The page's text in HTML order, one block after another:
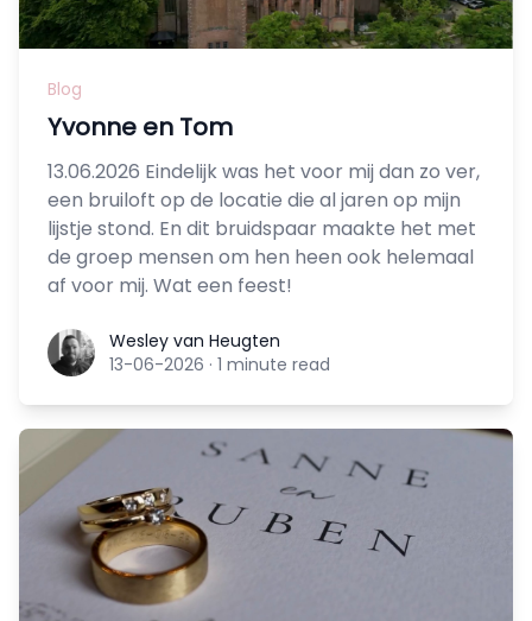
Blog
Yvonne en Tom
13.06.2026 Eindelijk was het voor mij dan zo ver,
een bruiloft op de locatie die al jaren op mijn
lijstje stond. En dit bruidspaar maakte het met
de groep mensen om hen heen ook helemaal
af voor mij. Wat een feest!
Wesley van Heugten
Wesley van Heugten
13-06-2026 · 1 minute read